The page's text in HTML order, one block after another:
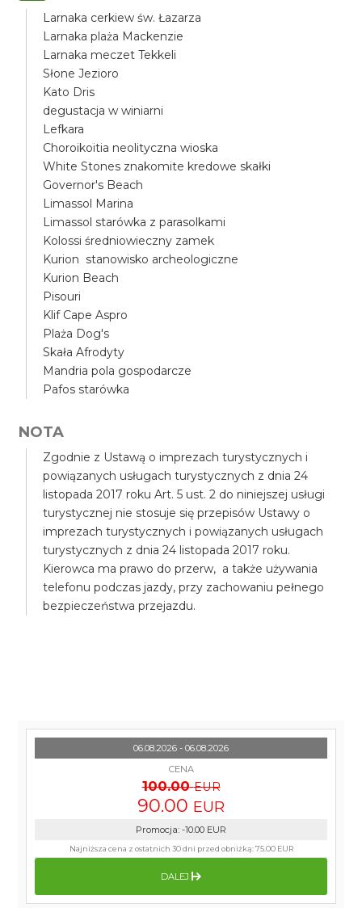
Larnaka cerkiew św. Łazarza
Larnaka plaża Mackenzie
Larnaka meczet Tekkeli
Słone Jezioro
Kato Dris
degustacja w winiarni
Lefkara
Choroikoitia neolityczna wioska
White Stones znakomite kredowe skałki
Governor's Beach
Limassol Marina
Limassol starówka z parasolkami
Kolossi średniowieczny zamek
Kurion stanowisko archeologiczne
Kurion Beach
Pisouri
Klif Cape Aspro
Plaża Dog's
Skała Afrodyty
Mandria pola gospodarcze
Pafos starówka
NOTA
Zgodnie z Ustawą o imprezach turystycznych i
powiązanych usługach turystycznych z dnia 24
listopada 2017 roku Art. 5 ust. 2 do niniejszej usługi
turystycznej nie stosuje się przepisów Ustawy o
imprezach turystycznych i powiązanych usługach
turystycznych z dnia 24 listopada 2017 roku.
Kierowca ma prawo do przerw, a także używania
telefonu podczas jazdy, przy zachowaniu pełnego
bezpieczeństwa przejazdu.
06.08.2026 - 06.08.2026
CENA
100.00 EUR
90.00 EUR
Promocja: -10.00 EUR
Najniższa cena z ostatnich 30 dni przed obniżką:75.00 EUR
DALEJ